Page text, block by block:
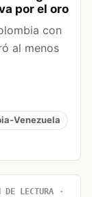
por el oro
con
al menos
Venezuela
LECTURA